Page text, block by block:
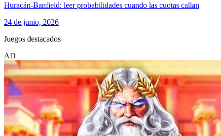
Huracán-Banfield: leer probabilidades cuando las cuotas callan
24 de junio, 2026
Juegos destacados
AD